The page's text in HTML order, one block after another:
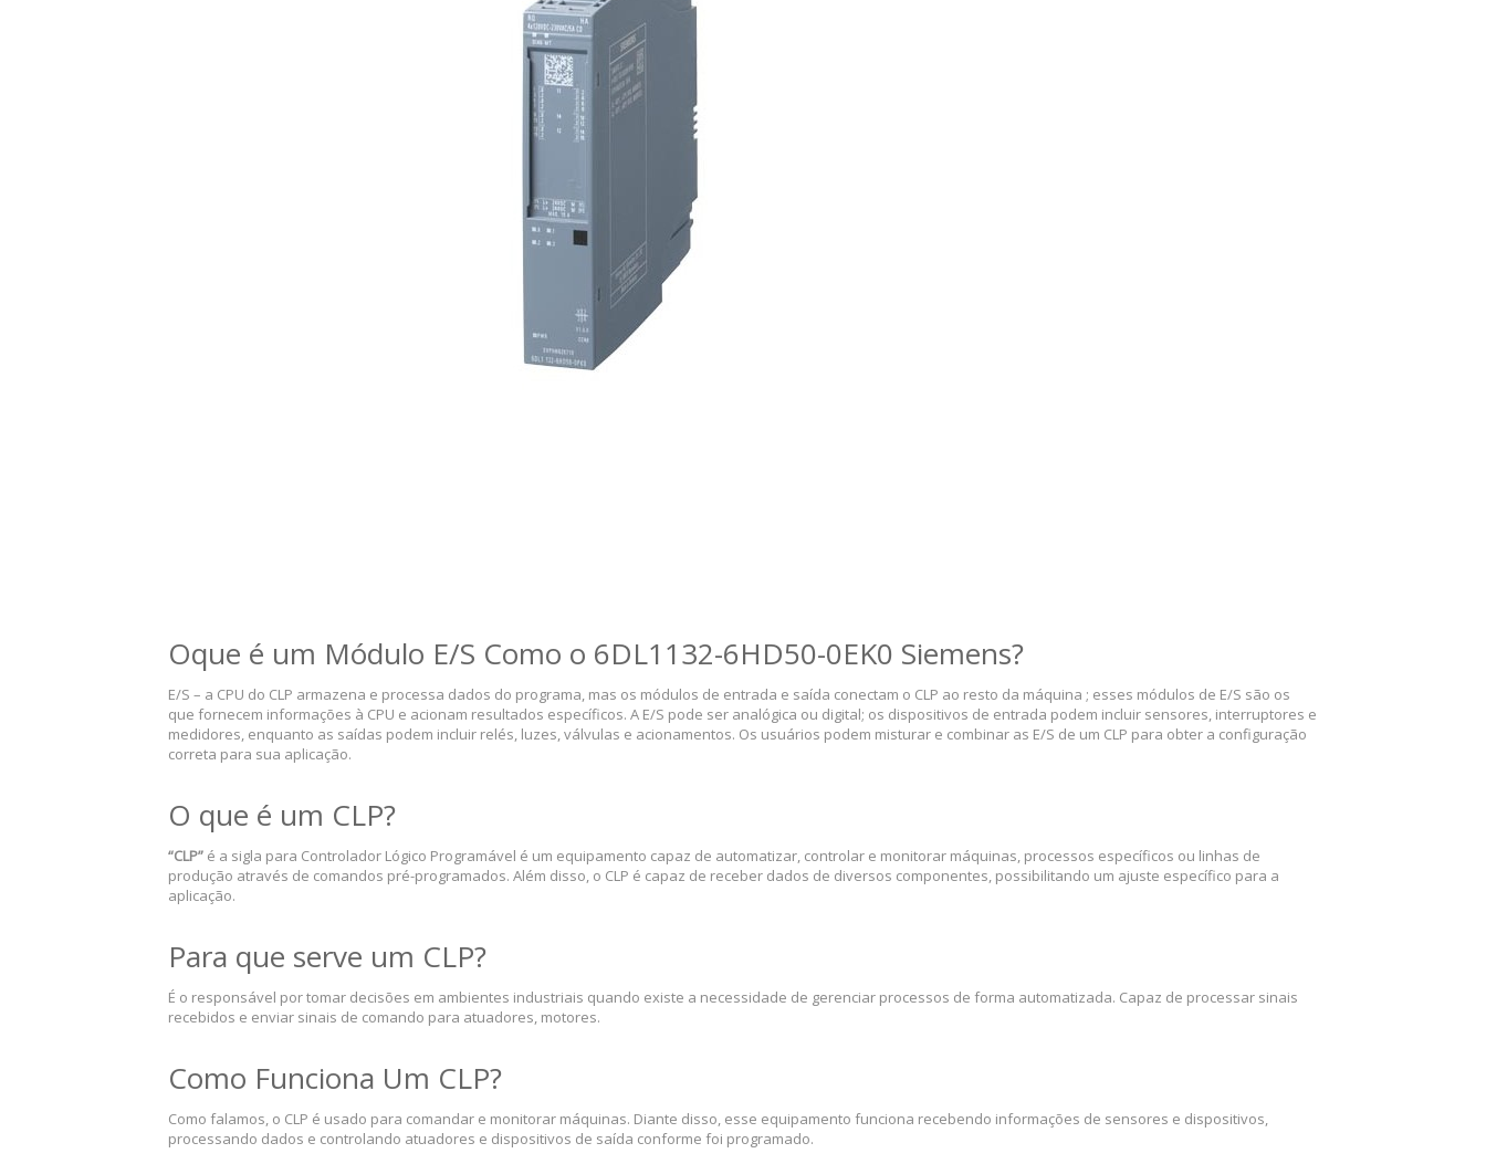
Oque é um Módulo E/S Como o 6DL1132-6HD50-0EK0 Siemens?
E/S – a CPU do CLP armazena e processa dados do programa, mas os módulos de entrada e saída conectam o CLP ao resto da máquina ; esses módulos de E/S são os
que fornecem informações à CPU e acionam resultados específicos. A E/S pode ser analógica ou digital; os dispositivos de entrada podem incluir sensores, interruptores e
medidores, enquanto as saídas podem incluir relés, luzes, válvulas e acionamentos. Os usuários podem misturar e combinar as E/S de um CLP para obter a configuração
correta para sua aplicação.
O que é um CLP?
“CLP” é a sigla para Controlador Lógico Programável é um equipamento capaz de automatizar, controlar e monitorar máquinas, processos específicos ou linhas de
produção através de comandos pré-programados. Além disso, o CLP é capaz de receber dados de diversos componentes, possibilitando um ajuste específico para a
aplicação.
Para que serve um CLP?
É o responsável por tomar decisões em ambientes industriais quando existe a necessidade de gerenciar processos de forma automatizada. Capaz de processar sinais
recebidos e enviar sinais de comando para atuadores, motores.
Como Funciona Um CLP?
Como falamos, o CLP é usado para comandar e monitorar máquinas. Diante disso, esse equipamento funciona recebendo informações de sensores e dispositivos,
processando dados e controlando atuadores e dispositivos de saída conforme foi programado.